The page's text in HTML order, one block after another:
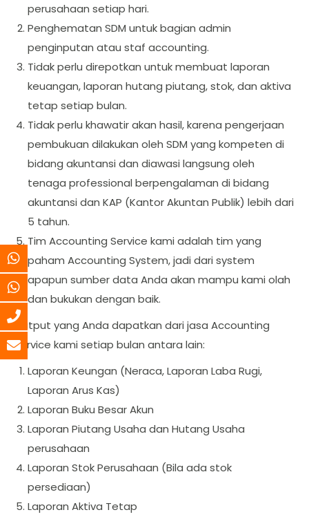
perusahaan setiap hari.
Penghematan SDM untuk bagian admin
penginputan atau staf accounting.
Tidak perlu direpotkan untuk membuat laporan
keuangan, laporan hutang piutang, stok, dan aktiva
tetap setiap bulan.
Tidak perlu khawatir akan hasil, karena pengerjaan
pembukuan dilakukan oleh SDM yang kompeten di
bidang akuntansi dan diawasi langsung oleh
tenaga professional berpengalaman di bidang
akuntansi dan KAP (Kantor Akuntan Publik) lebih dari
5 tahun.
Tim Accounting Service kami adalah tim yang
paham Accounting System, jadi dari system
apapun sumber data Anda akan mampu kami olah
dan bukukan dengan baik.
Output yang Anda dapatkan dari jasa Accounting
Service kami setiap bulan antara lain:
Laporan Keungan (Neraca, Laporan Laba Rugi,
Laporan Arus Kas)
Laporan Buku Besar Akun
Laporan Piutang Usaha dan Hutang Usaha
perusahaan
Laporan Stok Perusahaan (Bila ada stok
persediaan)
Laporan Aktiva Tetap